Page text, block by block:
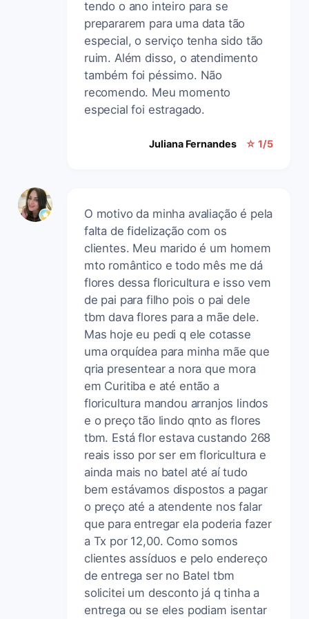
tendo o ano inteiro para se
prepararem para uma data tão
especial, o serviço tenha sido tão
ruim. Além disso, o atendimento
também foi péssimo. Não
recomendo. Meu momento
especial foi estragado.
Juliana Fernandes ☆ 1/5
O motivo da minha avaliação é pela
falta de fidelização com os
clientes. Meu marido é um homem
mto romântico e todo mês me dá
flores dessa floricultura e isso vem
de pai para filho pois o pai dele
tbm dava flores para a mãe dele.
Mas hoje eu pedi q ele cotasse
uma orquídea para minha mãe que
qria presentear a nora que mora
em Curitiba e até então a
floricultura mandou arranjos lindos
e o preço tão lindo qnto as flores
tbm. Está flor estava custando 268
reais isso por ser em floricultura e
ainda mais no batel até aí tudo
bem estávamos dispostos a pagar
o preço até a atendente nos falar
que para entregar ela poderia fazer
a Tx por 12,00. Como somos
clientes assíduos e pelo endereço
de entrega ser no Batel tbm
solicitei um desconto já q tinha a
entrega ou se eles podiam isentar